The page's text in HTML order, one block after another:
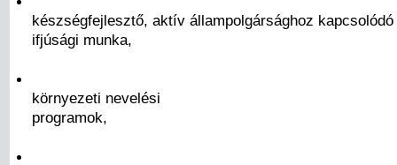
készségfejlesztő, aktív állampolgársághoz kapcsolódó
ifjúsági munka,
környezeti nevelési
programok,